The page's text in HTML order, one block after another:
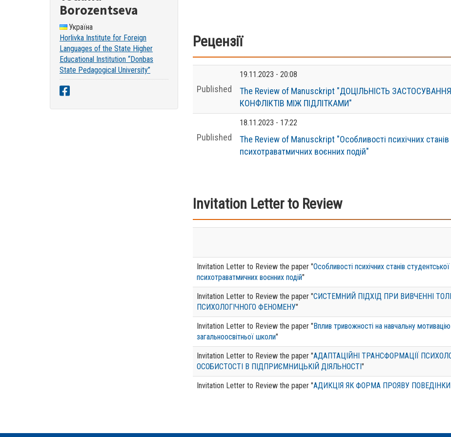
Borozentseva
Україна
Horlivka Institute for Foreign
Languages of the State Higher
Educational Institution “Donbas
State Pedagogical University”
Рецензії
Published
19.11.2023 - 20:08
The Review of Manusckript "ДОЦІЛЬНІСТЬ
КОНФЛІКТІВ МІЖ ПІДЛІТКАМИ"
Published
18.11.2023 - 17:22
The Review of Manusckript "Особливості психічних
психотраватмичних воєнних подій"
Invitation Letter to Review
Invitation Letter to Review the paper "Особливості психічних станів
психотраватмичних воєнних подій"
Invitation Letter to Review the paper "СИСТЕМНИЙ ПІДХІД ПРИ ВИВЧЕННІ
ПСИХОЛОГІЧНОГО ФЕНОМЕНУ"
Invitation Letter to Review the paper "Вплив тривожності на навчальну
загальноосвітньої школи"
Invitation Letter to Review the paper "АДАПТАЦІЙНІ ТРАНСФОРМАЦІЇ
ОСОБИСТОСТІ В ПІДПРИЄМНИЦЬКІЙ ДІЯЛЬНОСТІ"
Invitation Letter to Review the paper "АДИКЦІЯ ЯК ФОРМА ПРОЯВУ